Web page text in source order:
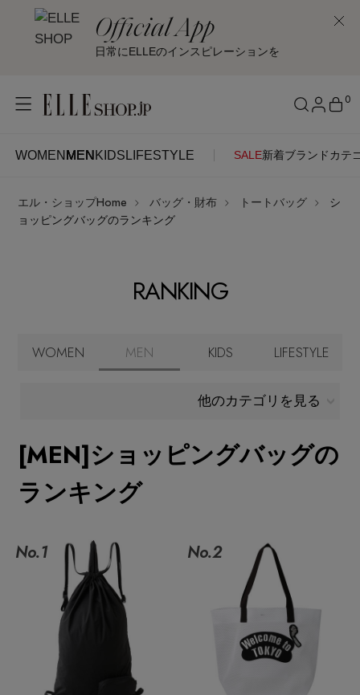
Official App
日常にELLEのインスピレーションを
WOMEN MEN KIDS LIFESTYLE SALE新着ブランド カテ
0
WOMENMEN KIDSLIFESTYLE
ITEMS
ブランド
最旬！トレンドワード
【SALE】メンズセール
MEN'S カットソー
MEN'S スニーカー
アイテム一覧
CATEGORY
ログイン
いち早くお届けします。
ご登録はこちら
ご利用ガイド
カスタマーサポート
SEE RESULTS
エル・ショップHome バッグ・財布 トートバッグ
シ
ョッピングバッグのランキング
RANKING
WOMEN MEN KIDS LIFESTYLE
他のカテゴリを見る
[MEN]ショッピングバッグの
ランキング
No.1 No.2